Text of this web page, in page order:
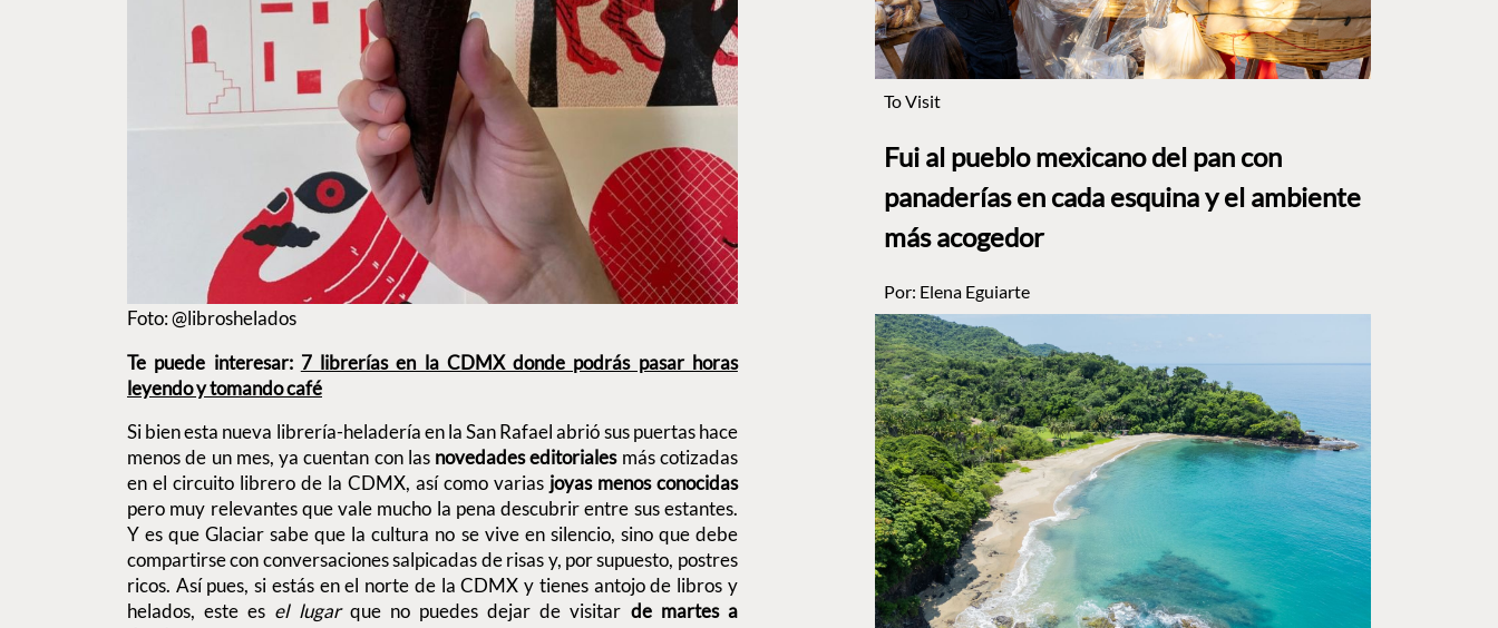
Foto: @libroshelados
Te puede interesar: 7 librerías en la CDMX donde podrás pasar horas
leyendo y tomando café
Si bien esta nueva librería-heladería en la San Rafael abrió sus puertas hace
menos de un mes, ya cuentan con las novedades editorialesmás cotizadas
en el circuito librero de la CDMX, así como variasjoyas menos conocidas
pero muy relevantes que vale mucho la pena descubrir entre sus estantes.
Y es que Glaciar sabe que la cultura no se vive en silencio, sino que debe
compartirse con conversaciones salpicadas de risas y, por supuesto, postres
ricos. Así pues, si estás en el norte de la CDMX y tienes antojo de libros y
helados, este es el lugarque no puedes dejar de visitar de martes a
To Visit
Fui al pueblo mexicano del pan con
panaderías en cada esquina y el ambiente
más acogedor
Por: Elena Eguiarte